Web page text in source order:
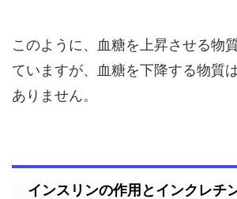
このように、血糖を上昇させる物
ていますが、血糖を下降する物質
ありません。
インスリンの作用とインクレチ